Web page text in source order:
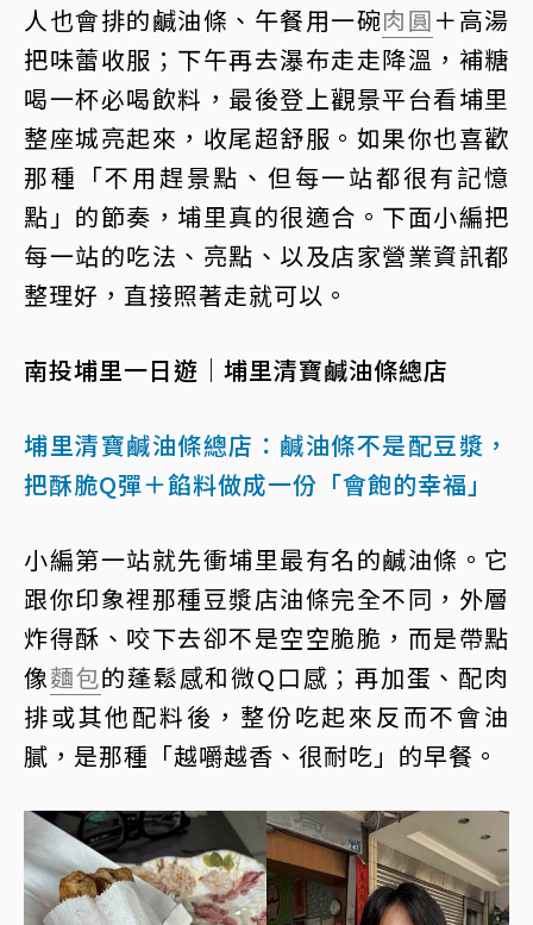
人也會排的鹹油條、午餐用一碗肉圓＋高湯
把味蕾收服；下午再去瀑布走走降溫，補糖
喝一杯必喝飲料，最後登上觀景平台看埔里
整座城亮起來，收尾超舒服。如果你也喜歡
那種「不用趕景點、但每一站都很有記憶
點」的節奏，埔里真的很適合。下面小編把
每一站的吃法、亮點、以及店家營業資訊都
整理好，直接照著走就可以。
南投埔里一日遊｜埔里清寶鹹油條總店
埔里清寶鹹油條總店：鹹油條不是配豆漿，
把酥脆Q彈＋餡料做成一份「會飽的幸福」
小編第一站就先衝埔里最有名的鹹油條。它
跟你印象裡那種豆漿店油條完全不同，外層
炸得酥、咬下去卻不是空空脆脆，而是帶點
像麵包的蓬鬆感和微Q口感；再加蛋、配肉
排或其他配料後，整份吃起來反而不會油
膩，是那種「越嚼越香、很耐吃」的早餐。